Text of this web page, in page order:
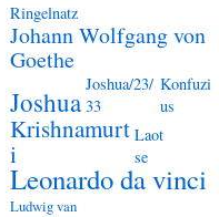
Ringelnatz
Johann Wolfgang von
Goethe
Joshua
Joshua/23/
33
Konfuzi
us
Krishnamurt
i
Laot
se
Leonardo da vinci
Ludwig van